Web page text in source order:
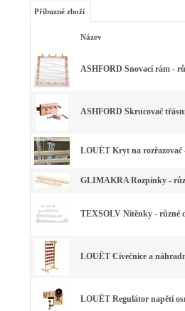
Příbuzné zboží
Název
ASHFORD Snovací rám -
ASHFORD Skrucovač
LOUËT Kryt na rozřazovač
GLIMAKRA Rozpínky -
TEXSOLV Nitěnky - různé
LOUËT Cívečnice a
LOUËT Regulátor napětí